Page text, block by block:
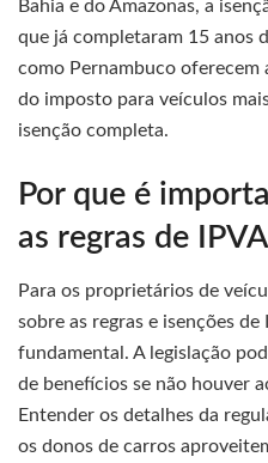
Bahia e do Amazonas, a
que já completaram 15 anos
como Pernambuco oferecem
do imposto para veículos
isenção completa.
Por que é
as regras de
Para os proprietários de
sobre as regras e isenções de
fundamental. A legislação
de benefícios se não houver
Entender os detalhes da
os donos de carros